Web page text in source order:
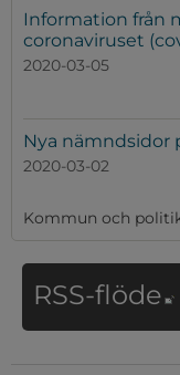
Information från
coronaviruset
2020-03-05
Nya nämndsidor
2020-03-02
Kommun och
RSS-flöde